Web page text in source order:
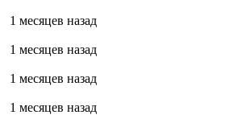
1 месяцев назад
1 месяцев назад
1 месяцев назад
1 месяцев назад